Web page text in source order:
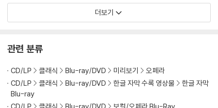
- 아스믹 그리고리안은 조지아(부친)와 리투아니아(모친) 성악가 사이에
그리고리안(1951-2016)이다. 리투아니아에서 공부하고 2011년부터 서
을 받았으며 베르크의 <보체크>를 통해 현대극에서도 음악성을 발휘했
다. 외모도 훌륭하고, 투명한 음색과 큰 성량을 지닌 이상적인 소프라노이
며, 영상으로 이미 <살로메>, <엘렉트라>, <보체크>, <루살카>, <방황
하는 네덜란드인>이 발매되어 있다. 2022년 잘츠부르크 페스티벌에서도
더보기
관련 분류
CD/LP 클래식 Blu-ray/DVD 미리보기
오페라
CD/LP
클래식 Blu-ray/DVD 한글 자막 수록 영상물
한글 자막
Blu-ray
CD/LP
클래식 Blu-ray/DVD
보컬/오페라 Blu-Ray